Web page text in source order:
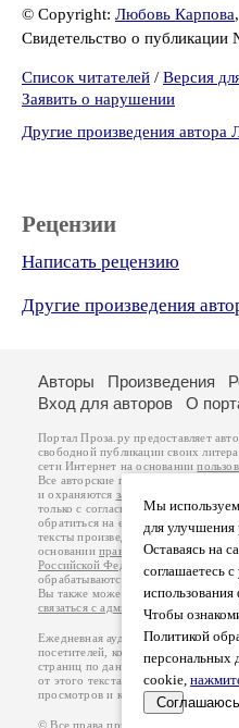
© Copyright: Любовь Карпова
Свидетельство о
Список читателей / Версия
Заявить о нарушении
Другие произведения автора
Рецензии
Написать рецензию
Другие произведения
Мы
для улучшения
Оставаясь на
соглашаетесь
Чтобы
Политикой
персональных
cookie,
Соглашаюсь
Авторы Произведения
Вход для авторов
О
Портал Проза.ру предоставляет
свободной публикации своих
сети Интернет на основании
Все авторские права на
и охраняются законом
.
только с согласия его автора, к
обратиться на его авторской
тексты произведений авторы несут
основанииправил публикациии
Российской Федерации
обрабатываются на основании
Вы также можете посмотреть
связаться с администрацией
Ежедневная аудитория портала
посетителей, которые в общей
страниц по данным счетчика
от этого текста. В каждой графе
просмотров и количество
© Все права принадлежат авторам,